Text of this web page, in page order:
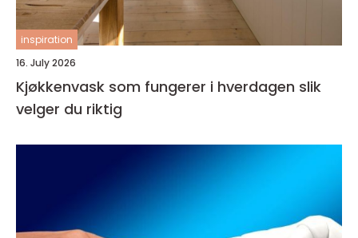
inspiration
16. July 2026
Kjøkkenvask som fungerer i hverdagen slik
velger du riktig